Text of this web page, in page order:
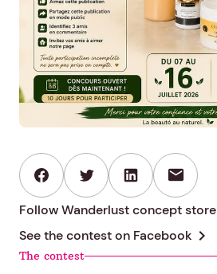
mail
Follow Wanderlust concept store
See the contest on Facebook chevron_right
The contest